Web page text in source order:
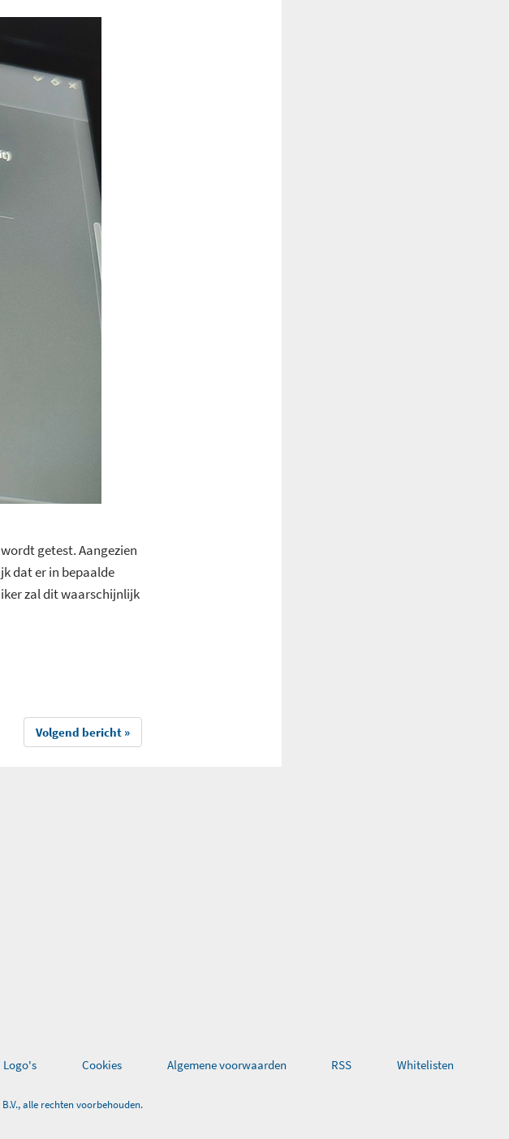
getest. Aangezien
dat er in bepaalde
zal dit waarschijnlijk
Volgend bericht »
Logo's Cookies Algemene voorwaarden RSS Whitelisten
alle rechten voorbehouden.